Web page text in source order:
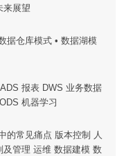
来展望
据仓库模式 • 数据湖模
报表 DWS 业务数据
机器学习
的常见痛点 版本控制 人
管理 运维 数据建模 数